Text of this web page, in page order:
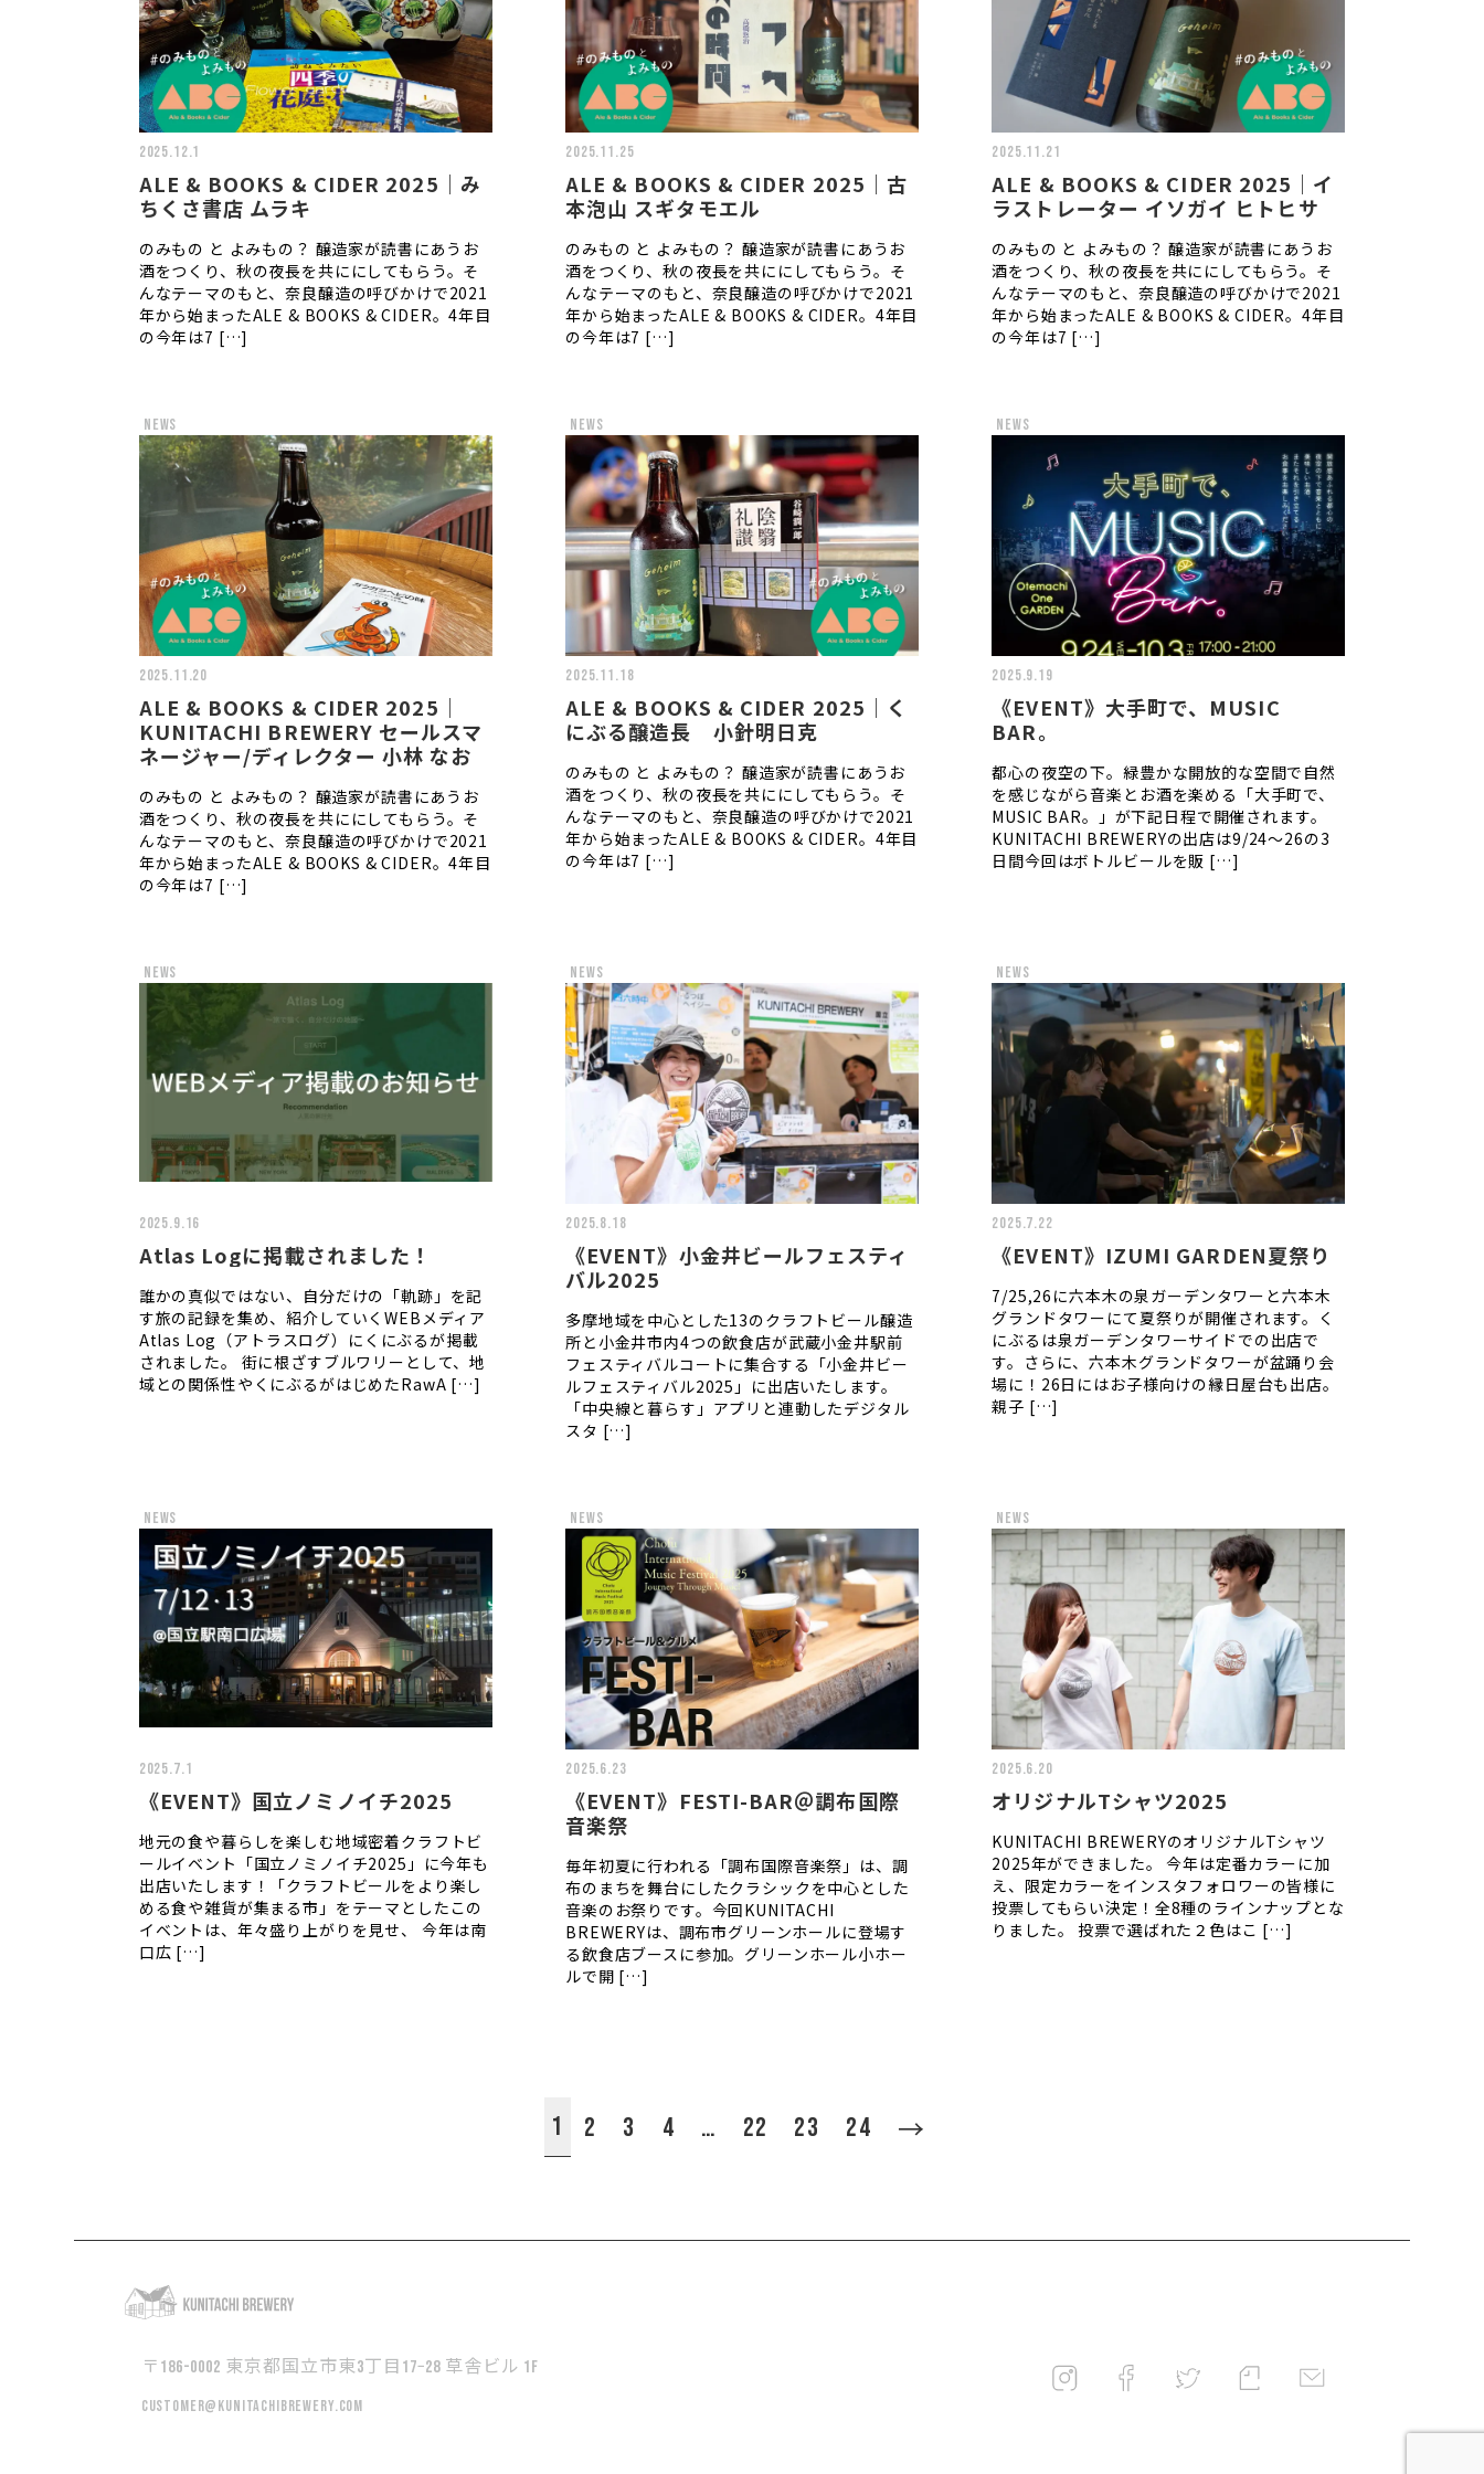
2025.12.1
ALE & BOOKS & CIDER 2025｜み
ちくさ書店 ムラキ
のみもの と よみもの？ 醸造家が読書にあうお
酒をつくり、秋の夜長を共ににしてもらう。そ
んなテーマのもと、奈良醸造の呼びかけで2021
年から始まったALE & BOOKS & CIDER。4年目
の今年は7 […]
2025.11.25
ALE & BOOKS & CIDER 2025｜古
本泡山 スギタモエル
のみもの と よみもの？ 醸造家が読書にあうお
酒をつくり、秋の夜長を共ににしてもらう。そ
んなテーマのもと、奈良醸造の呼びかけで2021
年から始まったALE & BOOKS & CIDER。4年目
の今年は7 […]
2025.11.21
ALE & BOOKS & CIDER 2025｜イ
ラストレーター イソガイ ヒトヒサ
のみもの と よみもの？ 醸造家が読書にあうお
酒をつくり、秋の夜長を共ににしてもらう。そ
んなテーマのもと、奈良醸造の呼びかけで2021
年から始まったALE & BOOKS & CIDER。4年目
の今年は7 […]
news
2025.11.20
ALE & BOOKS & CIDER 2025｜
KUNITACHI BREWERY セールスマ
ネージャー/ディレクター 小林 なお
のみもの と よみもの？ 醸造家が読書にあうお
酒をつくり、秋の夜長を共ににしてもらう。そ
んなテーマのもと、奈良醸造の呼びかけで2021
年から始まったALE & BOOKS & CIDER。4年目
の今年は7 […]
news
2025.11.18
ALE & BOOKS & CIDER 2025｜く
にぶる醸造長 小針明日克
のみもの と よみもの？ 醸造家が読書にあうお
酒をつくり、秋の夜長を共ににしてもらう。そ
んなテーマのもと、奈良醸造の呼びかけで2021
年から始まったALE & BOOKS & CIDER。4年目
の今年は7 […]
news
2025.9.19
《EVENT》大手町で、MUSIC
BAR。
都心の夜空の下。緑豊かな開放的な空間で自然
を感じながら音楽とお酒を楽める「大手町で、
MUSIC BAR。」が下記日程で開催されます。
KUNITACHI BREWERYの出店は9/24〜26の3
日間今回はボトルビールを販 […]
news
2025.9.16
Atlas Logに掲載されました！
誰かの真似ではない、自分だけの「軌跡」を記
す旅の記録を集め、紹介していくWEBメディア
Atlas Log（アトラスログ）にくにぶるが掲載
されました。 街に根ざすブルワリーとして、地
域との関係性やくにぶるがはじめたRawA […]
news
2025.8.18
《EVENT》小金井ビールフェスティ
バル2025
多摩地域を中心とした13のクラフトビール醸造
所と小金井市内4つの飲食店が武蔵小金井駅前
フェスティバルコートに集合する「小金井ビー
ルフェスティバル2025」に出店いたします。
「中央線と暮らす」アプリと連動したデジタル
スタ […]
news
2025.7.22
《EVENT》IZUMI GARDEN夏祭り
7/25,26に六本木の泉ガーデンタワーと六本木
グランドタワーにて夏祭りが開催されます。く
にぶるは泉ガーデンタワーサイドでの出店で
す。さらに、六本木グランドタワーが盆踊り会
場に！26日にはお子様向けの縁日屋台も出店。
親子 […]
news
2025.7.1
《EVENT》国立ノミノイチ2025
地元の食や暮らしを楽しむ地域密着クラフトビ
ールイベント「国立ノミノイチ2025」に今年も
出店いたします！「クラフトビールをより楽し
める食や雑貨が集まる市」をテーマとしたこの
イベントは、年々盛り上がりを見せ、 今年は南
口広 […]
news
2025.6.23
《EVENT》FESTI-BAR＠調布国際
音楽祭
毎年初夏に行われる「調布国際音楽祭」は、調
布のまちを舞台にしたクラシックを中心とした
音楽のお祭りです。今回KUNITACHI
BREWERYは、調布市グリーンホールに登場す
る飲食店ブースに参加。グリーンホール小ホー
ルで開 […]
news
2025.6.20
オリジナルTシャツ2025
KUNITACHI BREWERYのオリジナルTシャツ
2025年ができました。 今年は定番カラーに加
え、限定カラーをインスタフォロワーの皆様に
投票してもらい決定！全8種のラインナップとな
りました。 投票で選ばれた２色はこ […]
1 2 3 4 … 22 23 24 →
〒186-0002 東京都国立市東3丁目17−28 草舎ビル 1F
customer@kunitachibrewery.com